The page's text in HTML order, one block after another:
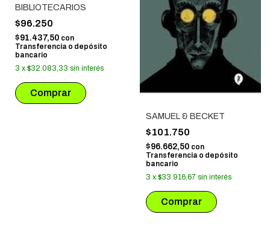
BIBLIOTECARIOS
$96.250
$91.437,50 con
Transferencia o depósito
bancario
3 x $32.083,33 sin interés
SAMUEL & BECKET
$101.750
$96.662,50 con
Transferencia o depósito
bancario
3 x $33.916,67 sin interés